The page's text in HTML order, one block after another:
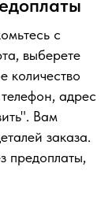
с
выберете
количество
адрес
Вам
заказа.
предоплаты,